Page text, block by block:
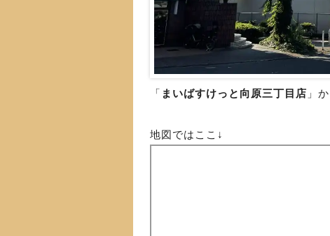
「 まいばすけっと向原三丁目店 」
地図ではここ↓